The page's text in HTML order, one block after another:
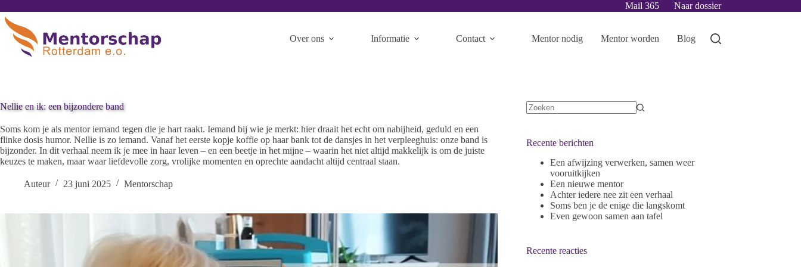
Mail 365 Naar dossier
Over ons Informatie Contact Mentor nodig Mentor worden Blog
Nellie en ik: een bijzondere band
Soms kom je als mentor iemand tegen die je hart raakt. Iemand bij wie je merkt: hier draait het echt om nabijheid, geduld en een
flinke dosis humor. Nellie is zo iemand. Vanaf het eerste kopje koffie op haar bank tot de dansjes in het verpleeghuis: onze band is
bijzonder. In dit verhaal neem ik je mee in haar leven – en een beetje in het mijne – waarin het niet altijd makkelijk is om de juiste
keuzes te maken, maar waar liefdevolle zorg, vrolijke momenten en oprechte aandacht altijd centraal staan.
Auteur 23 juni 2025 Mentorschap
Recente berichten
Een afwijzing verwerken, samen weer
vooruitkijken
Een nieuwe mentor
Achter iedere nee zit een verhaal
Soms ben je de enige die langskomt
Even gewoon samen aan tafel
Recente reacties